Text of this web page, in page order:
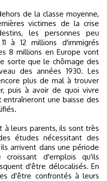
de la classe moyenne,
victimes de la crise
les personnes peu
à 12 millions d'immigrés
8 millions en Europe vont
sorte que le chômage des
des années 1930. Les
plus de mal à trouver
puis à avoir de quoi vivre
une baisse des
à leurs parents, ils sont très
études nécessitant des
arrivent dans une période
d'emplois qu'ils
d'être délocalisés. En
d'être confrontés à leurs